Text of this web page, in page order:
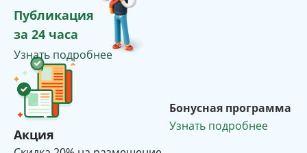
Публикация
за 24 часа
Узнать подробнее
Акция
Бонусная программа
Узнать подробнее